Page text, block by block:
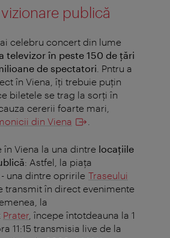
publică
celebru concert din lume
televizor în peste 150 de ţări
de spectatori . Pntru a
în Viena, îți trebuie puțin
biletele se trag la sorți în
cererii foarte mari,
din Viena
Viena la una dintre locațiile
: Astfel, la piața
- una dintre opririle Traseului
transmit în direct evenimente
la
Prater , începe întotdeauna la 1
11:15 transmisia live de la